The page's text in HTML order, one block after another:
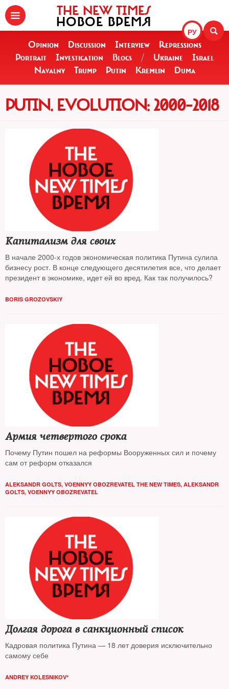
РУ
THE NEW TIMES
НОВОЕ ВРЕМЯ
Opinion Discussion Interview
Repressions
Portrait
Investigation Blogs / Ukraine
Israel
Navalny
Trump Putin Kremlin Duma
PUTIN. EVOLUTION: 2000–2018
Капитализм для своих
В начале 2000-х годов экономическая политика Путина сулила
бизнесу рост. В конце следующего десятилетия все, что делает
президент в экономике, идет ей во вред. Как так получилось?
BORIS GROZOVSKIY
Армия четвертого срока
Почему Путин пошел на реформы Вооруженных сил и почему
сам от реформ отказался
ALEKSANDR GOLTS, VOENNYY OBOZREVATEL THE NEW TIMES, ALEKSANDR
GOLTS, VOENNYY OBOZREVATEL
Долгая дорога в санкционный список
Кадровая политика Путина — 18 лет доверия исключительно
самому себе
ANDREY KOLESNIKOV*